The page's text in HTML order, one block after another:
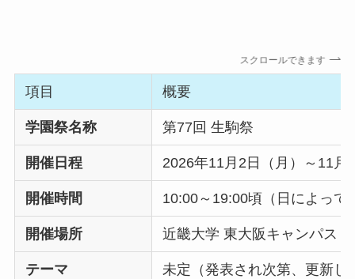
スクロールできます
項目 概要
学園祭名称 第77回 生駒祭
開催日程 2026年11月2日（月）～11月
開催時間 10:00～19:00頃（日によって
開催場所 近畿大学 東大阪キャンパス
テーマ 未定（発表され次第、更新し